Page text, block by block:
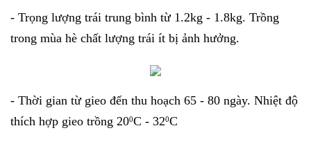
- Trọng lượng trái trung bình từ 1.2kg - 1.8kg. Trồng
trong mùa hè chất lượng trái ít bị ảnh hưởng.
- Thời gian từ gieo đến thu hoạch 65 - 80 ngày. Nhiệt độ
thích hợp gieo trồng 200C - 320C